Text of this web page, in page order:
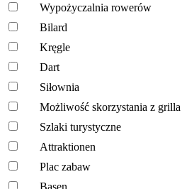
Wypożyczalnia rowerów
Bilard
Kręgle
Dart
Siłownia
Możliwość skorzystania z grilla
Szlaki turystyczne
Attraktionen
Plac zabaw
Basen